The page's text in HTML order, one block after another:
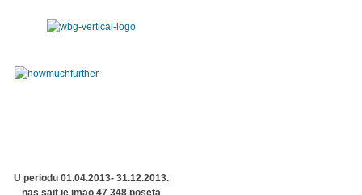
U periodu 01.04.2013- 31.12.2013.
nas sajt je imao 47 348 poseta